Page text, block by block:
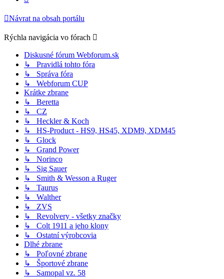
Návrat na obsah portálu
Rýchla navigácia vo fórach
Diskusné fórum Webforum.sk
↳ Pravidlá tohto fóra
↳ Správa fóra
↳ Webforum CUP
Krátke zbrane
↳ Beretta
↳ CZ
↳ Heckler & Koch
↳ HS-Product - HS9, HS45, XDM9, XDM45
↳ Glock
↳ Grand Power
↳ Norinco
↳ Sig Sauer
↳ Smith & Wesson a Ruger
↳ Taurus
↳ Walther
↳ ZVS
↳ Revolvery - všetky značky
↳ Colt 1911 a jeho klony
↳ Ostatní výrobcovia
Dlhé zbrane
↳ Poľovné zbrane
↳ Športové zbrane
↳ Samopal vz. 58